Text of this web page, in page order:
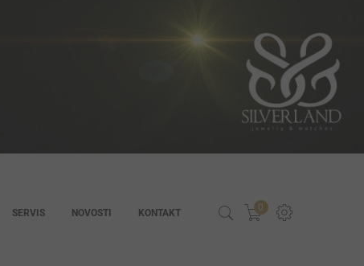
SERVIS NOVOSTI KONTAKT 0